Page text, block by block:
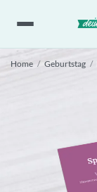
Home / Geburtstag /